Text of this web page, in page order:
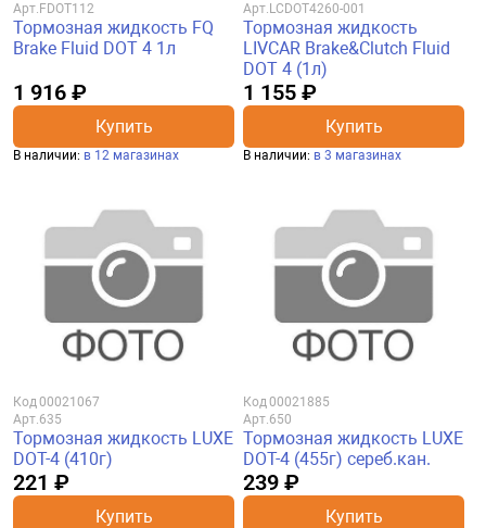
Арт. FDOT112
Тормозная жидкость FQ
Brake Fluid DOT 4 1л
1 916 ₽
Купить
В наличии: в 12 магазинах
Арт. LCDOT4260-001
Тормозная жидкость
LIVCAR Brake&Clutch Fluid
DOT 4 (1л)
1 155 ₽
Купить
В наличии: в 3 магазинах
Код00021067
Арт.635
Тормозная жидкость LUXE
DOT-4 (410г)
221 ₽
Купить
Код00021885
Арт.650
Тормозная жидкость LUXE
DOT-4 (455г) сереб.кан.
239 ₽
Купить